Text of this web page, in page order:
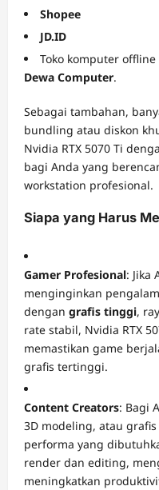
Shopee
JD.ID
Toko komputer
Dewa Computer.
Sebagai tambahan,
bundling atau diskon
Nvidia RTX 5070 Ti
bagi Anda yang
workstation profesional.
Siapa yang Harus
Gamer Profesional: Jika
menginginkan
dengan grafis tinggi,
rate stabil, Nvidia RTX
memastikan game
grafis tertinggi.
Content Creators: Bagi
3D modeling, atau grafis
performa yang
render dan editing,
meningkatkan